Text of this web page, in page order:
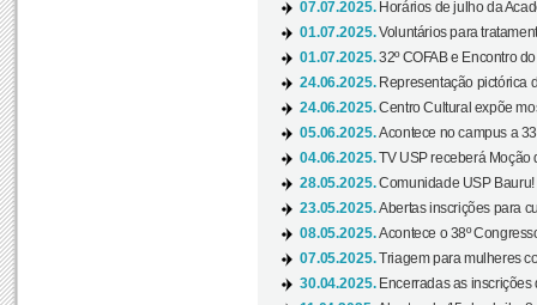
07.07.2025. Horários de julho da
01.07.2025.Voluntários para
01.07.2025.32º COFAB e Encontro
24.06.2025. Representação pictórica
24.06.2025.Centro Cultural expõe
05.06.2025.Acontece no campus a
04.06.2025.TV USP receberá Moção
28.05.2025.Comunidade USP Bauru!
23.05.2025.Abertas inscrições para
08.05.2025.Acontece o 38º
07.05.2025.Triagem para mulheres
30.04.2025. Encerradas as inscrições